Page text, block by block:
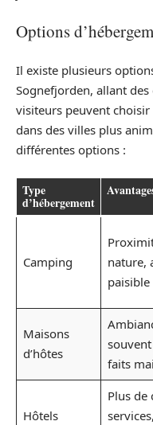
Options
Il existe plusieurs
Sognefjorden, allant
visiteurs peuvent
dans des villes plus
différentes options :
Type
d’hébergement
Camping
nature,
paisible
Maisons
d’hôtes
faits
Hôtels
Plus de